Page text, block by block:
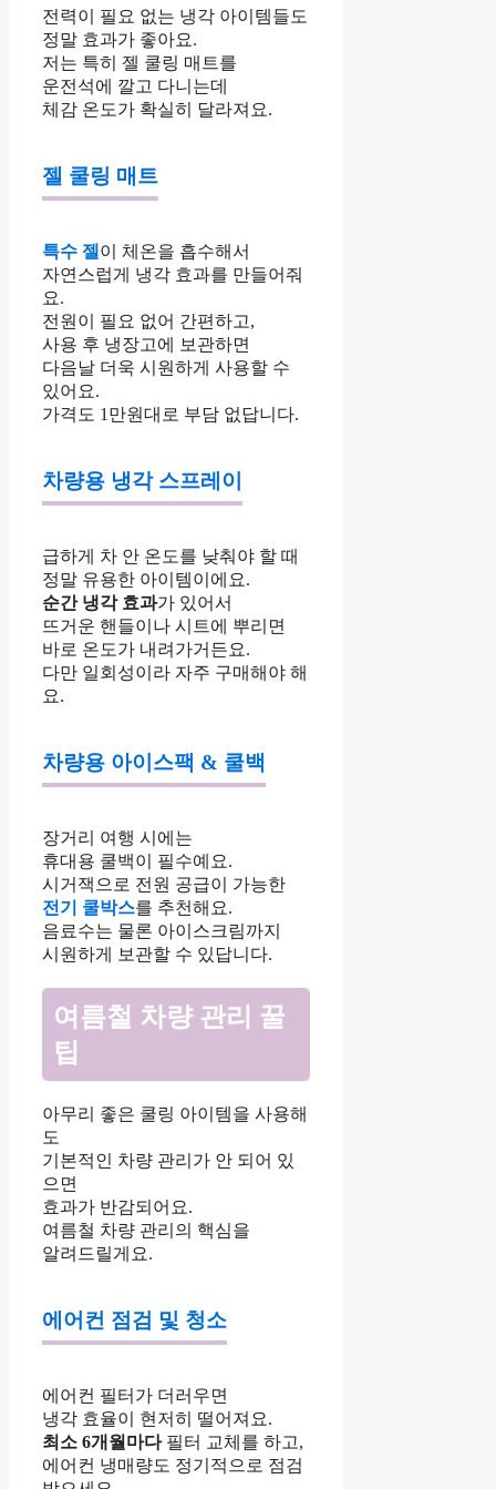
전력이 필요 없는 냉각 아이템들도
정말 효과가 좋아요.
저는 특히 젤 쿨링 매트를
운전석에 깔고 다니는데
체감 온도가 확실히 달라져요.
젤 쿨링 매트
특수 젤 이 체온을 흡수해서
자연스럽게 냉각 효과를 만들어줘
요.
전원이 필요 없어 간편하고,
사용 후 냉장고에 보관하면
다음날 더욱 시원하게 사용할 수
있어요.
가격도 1만원대로 부담 없답니다.
차량용 냉각 스프레이
급하게 차 안 온도를 낮춰야 할 때
정말 유용한 아이템이에요.
순간 냉각 효과가 있어서
뜨거운 핸들이나 시트에 뿌리면
바로 온도가 내려가거든요.
다만 일회성이라 자주 구매해야 해
요.
차량용 아이스팩 & 쿨백
장거리 여행 시에는
휴대용 쿨백이 필수예요.
시거잭으로 전원 공급이 가능한
전기 쿨박스를 추천해요.
음료수는 물론 아이스크림까지
시원하게 보관할 수 있답니다.
여름철 차량 관리 꿀
팁
아무리 좋은 쿨링 아이템을 사용해
도
기본적인 차량 관리가 안 되어 있
으면
효과가 반감되어요.
여름철 차량 관리의 핵심을
알려드릴게요.
에어컨 점검 및 청소
에어컨 필터가 더러우면
냉각 효율이 현저히 떨어져요.
최소 6개월마다필터 교체를 하고,
에어컨 냉매량도 정기적으로 점검